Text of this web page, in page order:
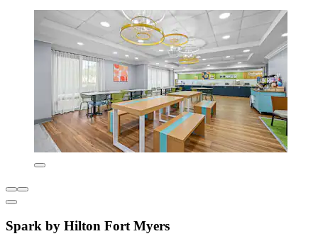
Spark by Hilton Fort Myers